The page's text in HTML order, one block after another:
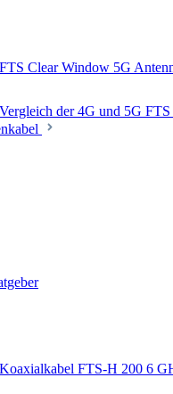
FTS Clear Window 5G
Vergleich der 4G und 5G
Koaxialkabel FTS-H 200 6